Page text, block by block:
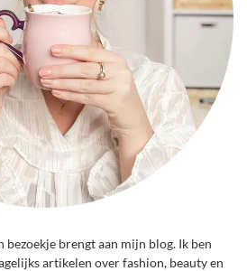
bezoekje brengt aan mijn blog. Ik ben
artikelen over fashion, beauty en